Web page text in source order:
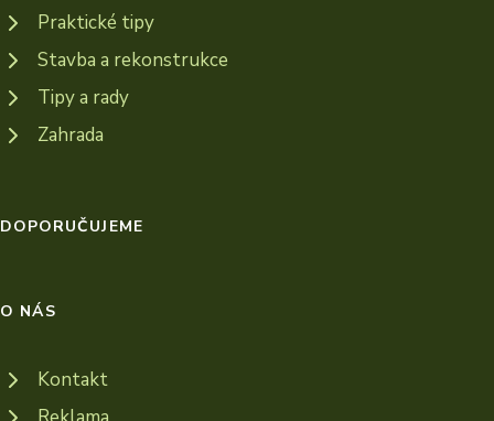
Praktické tipy
Stavba a rekonstrukce
Tipy a rady
Zahrada
DOPORUČUJEME
O NÁS
Kontakt